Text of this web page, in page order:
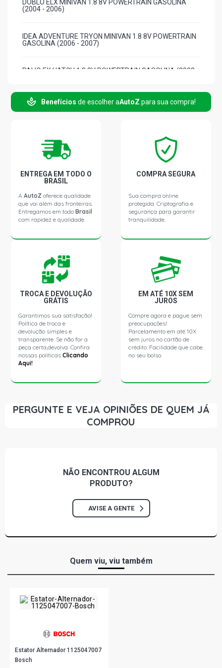
DOBLO ELX MINIVAN 1.8 8V POWERTRAIN GASOLINA
(2004 - 2006)
IDEA ADVENTURE TRYON MINIVAN 1.8 8V POWERTRAIN
GASOLINA (2006 - 2007)
PALIO EX HATCH 1.8 8V POWERTRAIN GASOLINA (2003 -
PALIO HLX HATCH 1.8 8V POWERTRAIN GASOLINA (2004
- 2007)
PALIO WEEKEND EX SW 1.8 8V POWERTRAIN GASOLINA
(2003 - 2004)
PALIO WEEKEND STILE SW 1.8 8V POWERTRAIN
GASOLINA (2003 - 2005)
SIENA ELX SEDAN 1.8 8V POWERTRAIN GASOLINA (2003
- 2004)
SIENA EX SEDAN 1.8 8V POWERTRAIN GASOLINA (2003 -
STILO CONNECT HATCH 1.8 8V POWERTRAIN GASOLINA
(2003 - 2007)
2005)
CELTA LIFE HATCH 1.0 8V VHC GASOLINA (2005 - 2008)
CELTA ENERGY HATCH 1.4 8V 5N GASOLINA (2004 -
2008)
CELTA SPIRIT HATCH 1.4 8V 5N GASOLINA (2004 - 2008)
CORSA HATCH WIND MILENIUM HATCH 1.0 8V MPFI
GASOLINA (1996 - 2009)
- 2008)
(2002 - 2008)
CORSA HATCH JOY HATCH 1.0 8V VHC GASOLINA (2005
Benefícios de escolher aAutoZ para sua compra!
ENTREGA EM TODO O
BRASIL
AAutoZ oferece qualidade
que vai além das fronteiras.
Entregamos em todoBrasil
com rapidez e qualidade.
COMPRA SEGURA
Sua compra online
protegida. Criptografia e
segurança para garantir
tranquilidade.
TROCA E DEVOLUÇÃO
GRÁTIS
Garantimos sua satisfação!
Política de troca e
devolução simples e
transparente. Se não for a
peça certa,devolva. Confira
nossas políticasClicando
Aqui!
EM ATÉ 10X SEM
JUROS
Compre agora e pague sem
preocupações!
Parcelamento em até 10X
sem juros no cartão de
crédito. Facilidade que cabe
no seu bolso.
PERGUNTE E VEJA OPINIÕES DE QUEM JÁ
COMPROU
NÃO ENCONTROU ALGUM
PRODUTO?
AVISE A GENTE
Quem viu, viu também
Estator Alternador 1125047007
Bosch